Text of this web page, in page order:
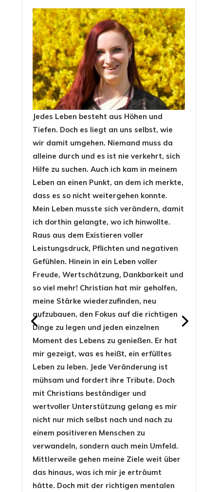
Jedes Leben besteht aus Höhen und
Tiefen. Doch es liegt an uns selbst, wie
wir damit umgehen. Niemand muss da
alleine durch und es ist nie verkehrt, sich
Hilfe zu suchen. Auch ich kam in meinem
Leben an einen Punkt, an dem ich merkte,
dass es so nicht weitergehen konnte.
Mein Leben musste sich verändern, damit
ich dorthin gelangte, wo ich hinwollte.
Raus aus dem Existieren voller
Leistungsdruck, Pflichten und negativen
Gefühlen. Hinein in ein Leben voller
Freude, Wertschätzung, Dankbarkeit und
so viel mehr! Christian hat mir geholfen,
meine Stärke wiederzufinden, neu
aufzubauen, den Fokus auf die richtigen
Dinge zu legen und jeden einzelnen
Moment des Lebens zu genießen. Er hat
mir gezeigt, was es heißt, ein erfülltes
Leben zu leben. Jede Veränderung ist
mühsam und fordert ihre Tribute. Doch
mit Christians beständiger und
wertvoller Unterstützung gelang es mir
nicht nur mich selbst nach und nach zu
einem positiveren Menschen zu
verwandeln, sondern auch mein Umfeld.
Mittlerweile gehen meine Ziele weit über
das hinaus, was ich mir je erträumt
hätte. Doch mit der richtigen mentalen